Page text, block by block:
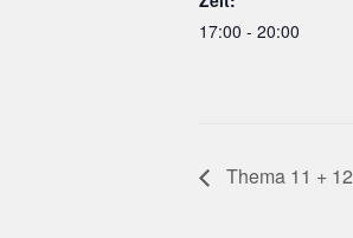
17:00 - 20:00
Thema 11 + 12